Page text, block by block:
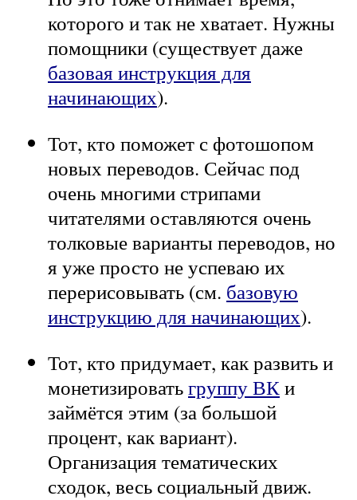
которого и так не хватает. Нужны
помощники (существует даже
базовая инструкция для
начинающих).
Тот, кто поможет с фотошопом
новых переводов. Сейчас под
очень многими стрипами
читателями оставляются очень
толковые варианты переводов, но
я уже просто не успеваю их
перерисовывать (см. базовую
инструкцию для начинающих).
Тот, кто придумает, как развить и
монетизироватьгруппу ВК и
займётся этим (за большой
процент, как вариант).
Организация тематических
сходок, весь социальный движ.